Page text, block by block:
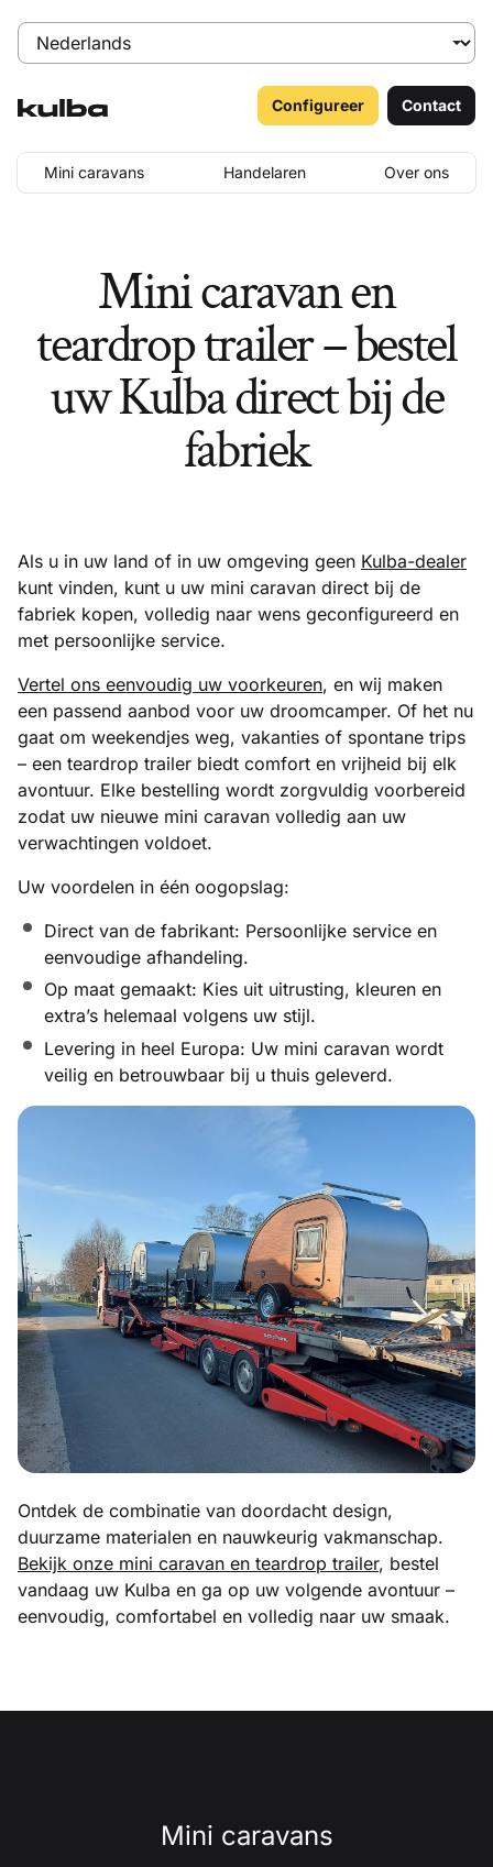
Mini caravans Handelaren Over ons
Configureer Contact
Mini caravan en
teardrop trailer – bestel
uw Kulba direct bij de
fabriek
Als u in uw land of in uw omgeving geen Kulba-dealer
kunt vinden, kunt u uw mini caravan direct bij de
fabriek kopen, volledig naar wens geconfigureerd en
met persoonlijke service.
Vertel ons eenvoudig uw voorkeuren, en wij maken
een passend aanbod voor uw droomcamper. Of het nu
gaat om weekendjes weg, vakanties of spontane trips
– een teardrop trailer biedt comfort en vrijheid bij elk
avontuur. Elke bestelling wordt zorgvuldig voorbereid
zodat uw nieuwe mini caravan volledig aan uw
verwachtingen voldoet.
Uw voordelen in één oogopslag:
Direct van de fabrikant: Persoonlijke service en
eenvoudige afhandeling.
Op maat gemaakt: Kies uit uitrusting, kleuren en
extra’s helemaal volgens uw stijl.
Levering in heel Europa: Uw mini caravan wordt
veilig en betrouwbaar bij u thuis geleverd.
Ontdek de combinatie van doordacht design,
duurzame materialen en nauwkeurig vakmanschap.
Bekijk onze mini caravan en teardrop trailer, bestel
vandaag uw Kulba en ga op uw volgende avontuur –
eenvoudig, comfortabel en volledig naar uw smaak.
Mini caravans